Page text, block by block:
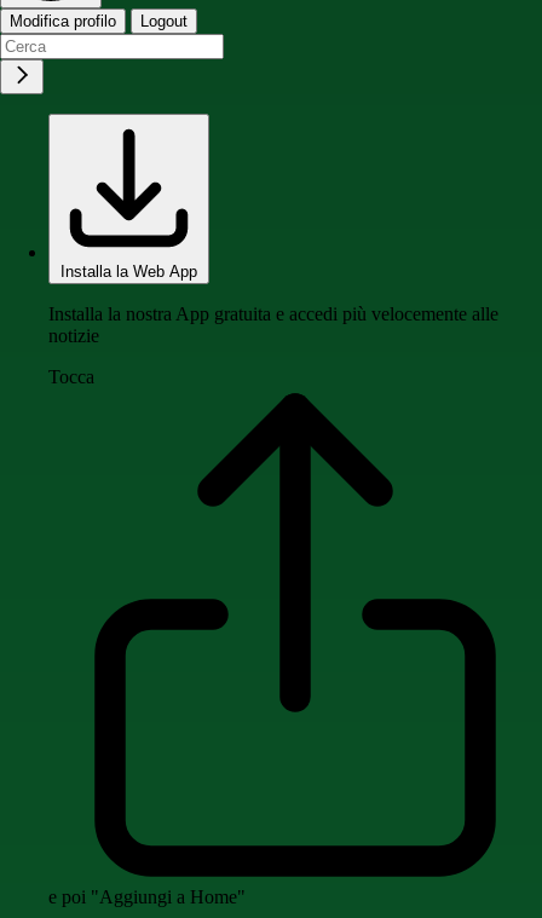
Modifica profilo Logout
Installa la Web App
Installa la nostra App gratuita e accedi più velocemente alle
notizie
Tocca
e poi "Aggiungi a Home"